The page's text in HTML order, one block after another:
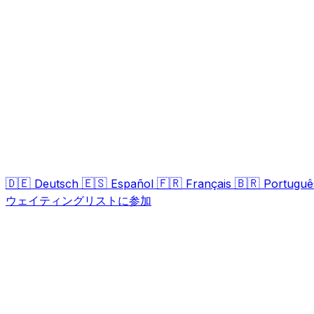
🇩🇪 Deutsch 🇪🇸 Español 🇫🇷 Français 🇧🇷
ウェイティングリストに参加